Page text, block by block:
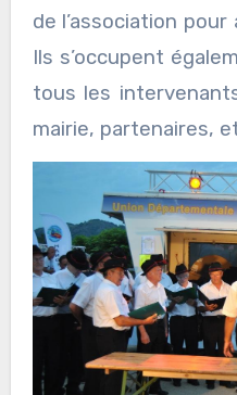
de l’association
Ils s’occupent
tous les
mairie, partenaires,